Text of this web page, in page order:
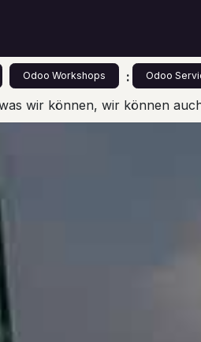
Odoo Workshops : Odoo
wir können, wir können